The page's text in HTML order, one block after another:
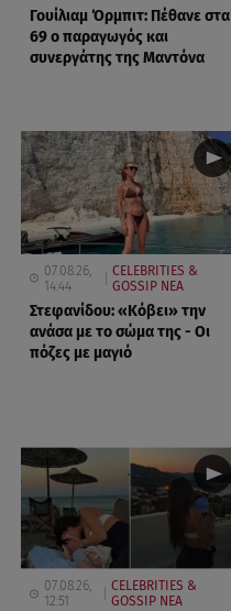
Γουίλιαμ Όρμπιτ: Πέθανε στα
69 ο παραγωγός και
συνεργάτης της Μαντόνα
07.08.26,
14:44
CELEBRITIES &
GOSSIP ΝΕΑ
Στεφανίδου: «Κόβει» την
ανάσα με το σώμα της - Οι
πόζες με μαγιό
07.08.26,
12:51
CELEBRITIES &
GOSSIP ΝΕΑ